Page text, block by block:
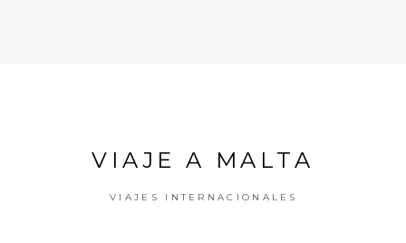
VIAJE A MALTA
VIAJES INTERNACIONALES